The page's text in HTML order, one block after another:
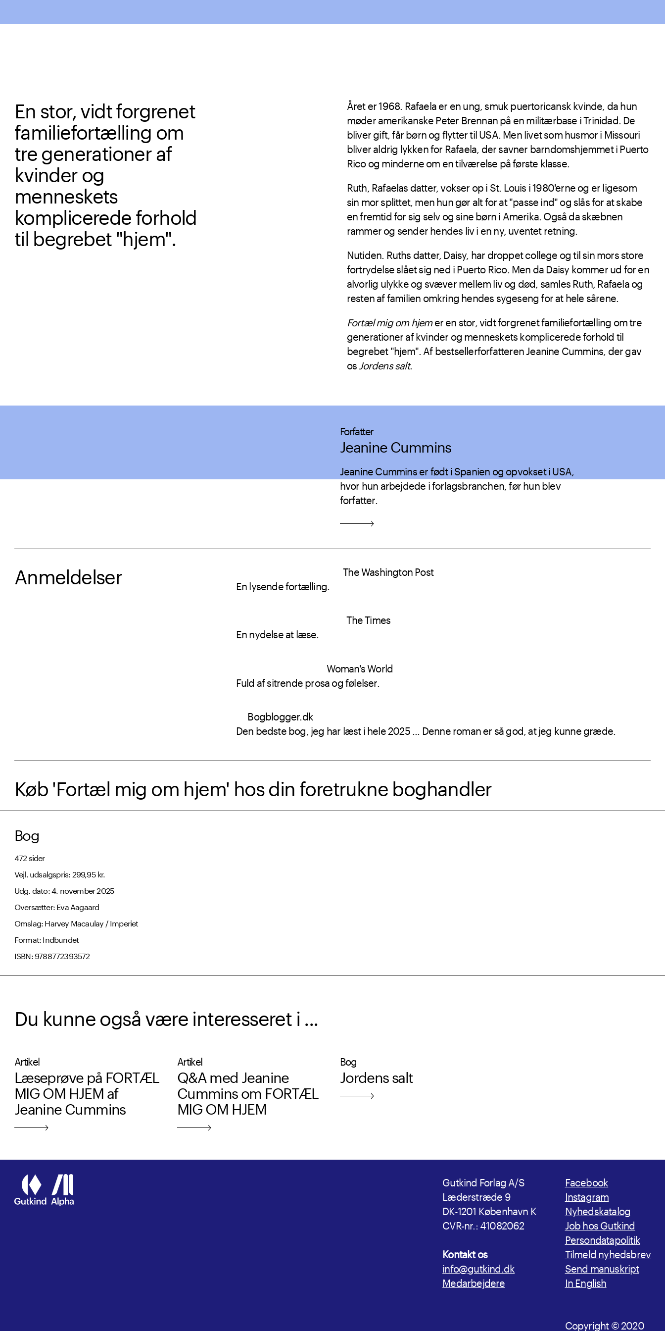
En stor, vidt forgrenet
familiefortælling om
tre generationer af
kvinder og
menneskets
komplicerede forhold
til begrebet "hjem".
Året er 1968. Rafaela er en ung, smuk puertoricansk kvinde, da hun
møder amerikanske Peter Brennan på en militærbase i Trinidad. De
bliver gift, får børn og flytter til USA. Men livet som husmor i Missouri
bliver aldrig lykken for Rafaela, der savner barndomshjemmet i Puerto
Rico og minderne om en tilværelse på første klasse.
Ruth, Rafaelas datter, vokser op i St. Louis i 1980'erne og er ligesom
sin mor splittet, men hun gør alt for at "passe ind" og slås for at skabe
en fremtid for sig selv og sine børn i Amerika. Også da skæbnen
rammer og sender hendes liv i en ny, uventet retning.
Nutiden. Ruths datter, Daisy, har droppet college og til sin mors store
fortrydelse slået sig ned i Puerto Rico. Men da Daisy kommer ud for en
alvorlig ulykke og svæver mellem liv og død, samles Ruth, Rafaela og
resten af familien omkring hendes sygeseng for at hele sårene.
Fortæl mig om hjemer en stor, vidt forgrenet familiefortælling om tre
generationer af kvinder og menneskets komplicerede forhold til
begrebet "hjem". Af bestsellerforfatteren Jeanine Cummins, der gav
os Jordens salt.
Forfatter
Jeanine Cummins
Jeanine Cummins er født i Spanien og opvokset i USA,
hvor hun arbejdede i forlagsbranchen, før hun blev
forfatter.
Anmeldelser
The Washington Post
En lysende fortælling.
The Times
En nydelse at læse.
Woman's World
Fuld af sitrende prosa og følelser.
Bogblogger.dk
Den bedste bog, jeg har læst i hele 2025 ... Denne roman er så god, at jeg kunne græde.
Køb 'Fortæl mig om hjem' hos din foretrukne boghandler
Bog
472 sider
Vejl. udsalgspris: 299,95 kr.
Udg. dato: 4. november 2025
Oversætter: Eva Aagaard
Omslag: Harvey Macaulay / Imperiet
Format: Indbundet
ISBN: 9788772393572
Du kunne også være interesseret i ...
Artikel
Læseprøve på FORTÆL
MIG OM HJEM af
Jeanine Cummins
Artikel
Q&A med Jeanine
Cummins om FORTÆL
MIG OM HJEM
Bog
Jordens salt
Gutkind Forlag A/S
Læderstræde 9
DK-1201 København K
CVR-nr.: 41082062
Kontakt os
info@gutkind.dk
Medarbejdere
Facebook
Instagram
Nyhedskatalog
Job hos Gutkind
Persondatapolitik
Tilmeld nyhedsbrev
Send manuskript
In English
Copyright © 2020